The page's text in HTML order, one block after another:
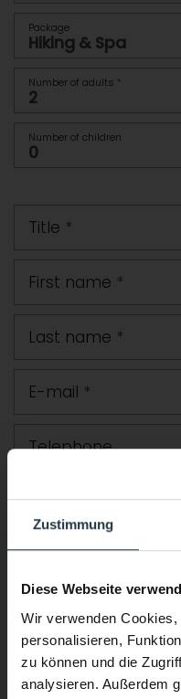
Zustimmung
Diese Webseite
Wir verwenden
personalisieren,
zu können und die
analysieren. Außerdem
Package
Number of adults *
Number of children
Title *
First name *
Last name *
E-mail *
Telephone
Road
Postcode Town
Country
Comment